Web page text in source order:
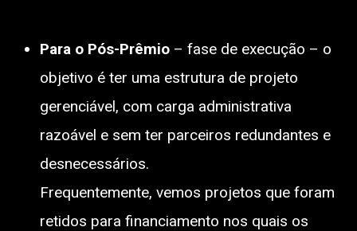
Para o Pós-Prêmio – fase de execução – o
objetivo é ter uma estrutura de projeto
gerenciável, com carga administrativa
razoável e sem ter parceiros redundantes e
desnecessários.
Frequentemente, vemos projetos que foram
retidos para financiamento nos quais os